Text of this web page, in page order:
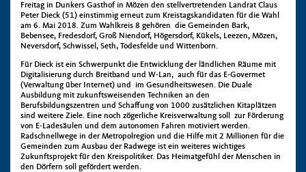
Freitag in Dunkers Gasthof in Mözen den stellvertretenden Landrat Claus
Peter Dieck (51) einstimmig erneut zum Kreistagskandidaten für die Wahl
am 6. Mai 2018. Zum Wahlkreis 8 gehören die Gemeinden Bark,
Bebensee, Fredesdorf, Groß Niendorf, Högersdorf, Kükels, Leezen, Mözen,
Neversdorf, Schwissel, Seth, Todesfelde und Wittenborn.
Für Dieck ist ein Schwerpunkt die Entwicklung der ländlichen Räume mit
Digitalisierung durch Breitband und W-Lan, auch für das E-Govermet
(Verwaltung über Internet) und im Gesundheitswesen. Die Duale
Ausbildung mit zukunftsweisenden Techniken an den
Berufsbildungszentren und Schaffung von 1000 zusätzlichen Kitaplätzen
sind weitere Ziele. Eine noch zögerliche Kreisverwaltung soll zur Förderung
von E-Ladesäulen und dem autonomen Fahren motiviert werden.
Radschnellwege in der Metropolregion und die Hilfe mit 2 Millionen für die
Gemeinden zum Ausbau der Radwege ist ein weiteres wichtiges
Zukunftsprojekt für den Kreispolitiker. Das Heimatgefühl der Menschen in
den Dörfern soll gefördert werden.